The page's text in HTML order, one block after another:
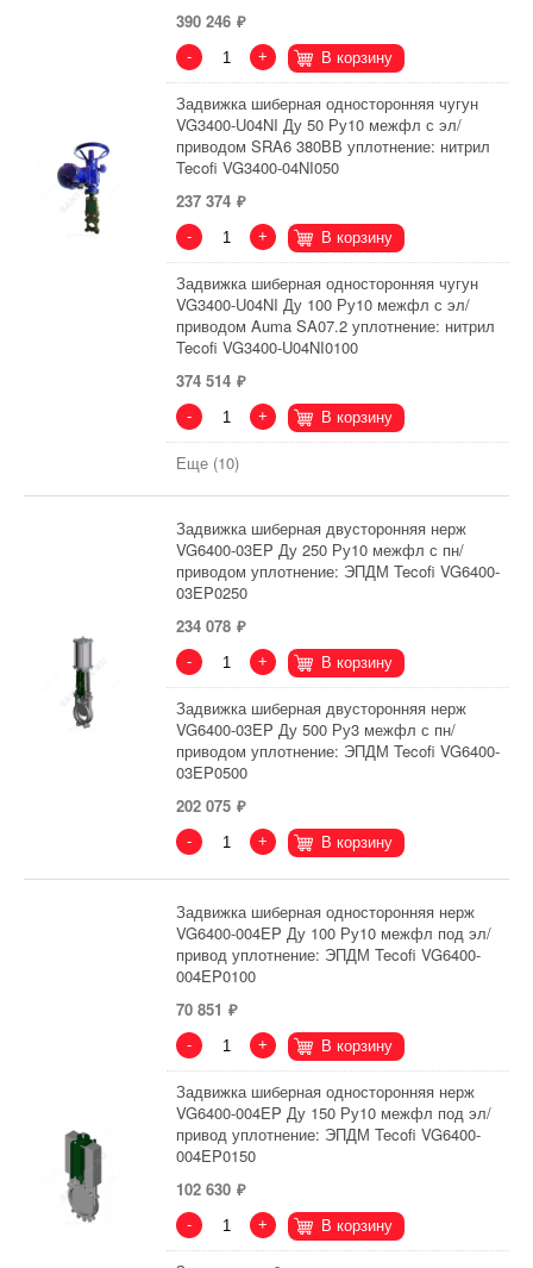
390 246
- + В корзину
Задвижка шиберная односторонняя чугун
VG3400-U04NI Ду 50 Ру10 межфл с эл/
приводом SRA6 380ВВ уплотнение: нитрил
Tecofi VG3400-04NI050
237 374
- + В корзину
Задвижка шиберная односторонняя чугун
VG3400-U04NI Ду 100 Ру10 межфл с эл/
приводом Auma SA07.2 уплотнение: нитрил
Tecofi VG3400-U04NI0100
374 514
- + В корзину
Еще (10)
Задвижка шиберная двусторонняя нерж
VG6400-03EP Ду 250 Ру10 межфл с пн/
приводом уплотнение: ЭПДМ Tecofi VG6400-
03EP0250
234 078
- + В корзину
Задвижка шиберная двусторонняя нерж
VG6400-03EP Ду 500 Ру3 межфл с пн/
приводом уплотнение: ЭПДМ Tecofi VG6400-
03EP0500
202 075
- + В корзину
Задвижка шиберная односторонняя нерж
VG6400-004EP Ду 100 Ру10 межфл под эл/
привод уплотнение: ЭПДМ Tecofi VG6400-
004EP0100
70 851
- + В корзину
Задвижка шиберная односторонняя нерж
VG6400-004EP Ду 150 Ру10 межфл под эл/
привод уплотнение: ЭПДМ Tecofi VG6400-
004EP0150
102 630
- + В корзину